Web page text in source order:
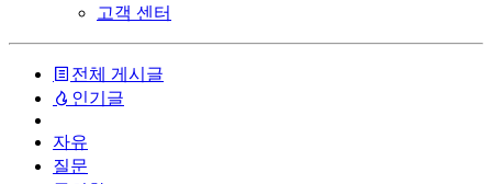
고객 센터
전체 게시글
인기글
자유
질문